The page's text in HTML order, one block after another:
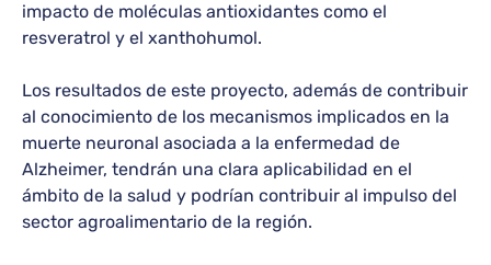
impacto de moléculas antioxidantes como el
resveratrol y el xanthohumol.
Los resultados de este proyecto, además de contribuir
al conocimiento de los mecanismos implicados en la
muerte neuronal asociada a la enfermedad de
Alzheimer, tendrán una clara aplicabilidad en el
ámbito de la salud y podrían contribuir al impulso del
sector agroalimentario de la región.